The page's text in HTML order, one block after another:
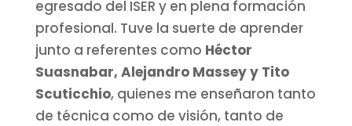
egresado del ISER y en plena formación
profesional. Tuve la suerte de aprender
junto a referentes como Héctor
Suasnabar, Alejandro Massey y Tito
Scuticchio, quienes me enseñaron tanto
de técnica como de visión, tanto de